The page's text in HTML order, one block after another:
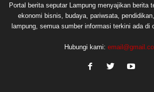
Portal berita seputar Lampung menyajikan berita
ekonomi bisnis, budaya, pariwsata,
lampung, semua sumber informasi terkini ada di
Hubungi kami: